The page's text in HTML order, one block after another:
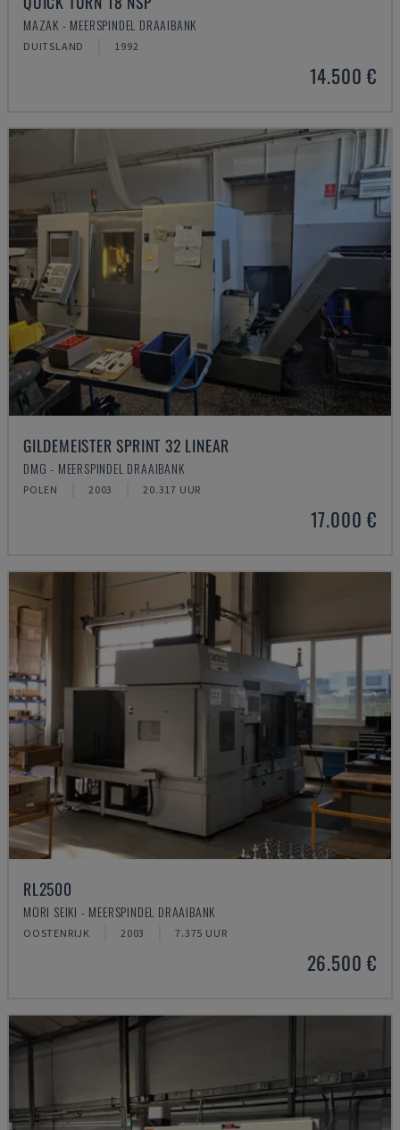
MAZAK - MEERSPINDEL DRAAIBANK
DUITSLAND 1992
14.500 €
GILDEMEISTER SPRINT 32 LINEAR
DMG - MEERSPINDEL DRAAIBANK
POLEN 2003 20.317 UUR
17.000 €
RL2500
MORI SEIKI - MEERSPINDEL DRAAIBANK
OOSTENRIJK 2003 7.375 UUR
26.500 €